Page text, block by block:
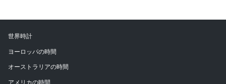
世界時計
ヨーロッパの時間
オーストラリアの時間
アメリカの時間